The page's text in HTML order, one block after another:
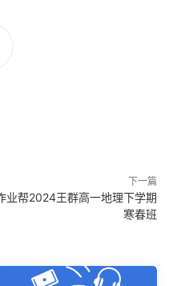
下一篇
业帮2024王群高一地理下学期
寒春班